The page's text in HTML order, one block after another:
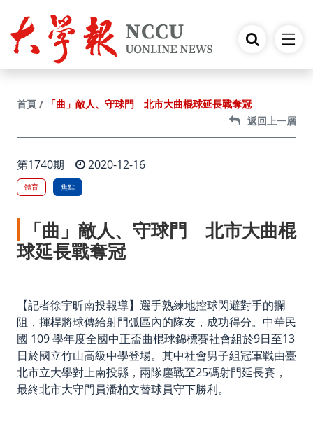
首頁
「曲」敵人、守球門 北市大曲棍球延長戰奪冠
返回上一層
第1740期 2020-12-16
體育 焦點
「曲」敵人、守球門 北市大曲棍
球延長戰奪冠
【記者徐宇昕南投報導】選手熟練地控球閃避對手的攔
阻，揮桿將球傳給射門弧區內的隊友，成功得分。中華民
國 109 學年度全國中正盃曲棍球錦標賽社會組於9日至13
日於國立竹山高級中學登場。其中社會男子組冠軍戰由臺
北市立大學對上南投縣，兩隊鏖戰至25碼射門延長賽，
最終北市大守門員潘柏文替球員守下勝利。